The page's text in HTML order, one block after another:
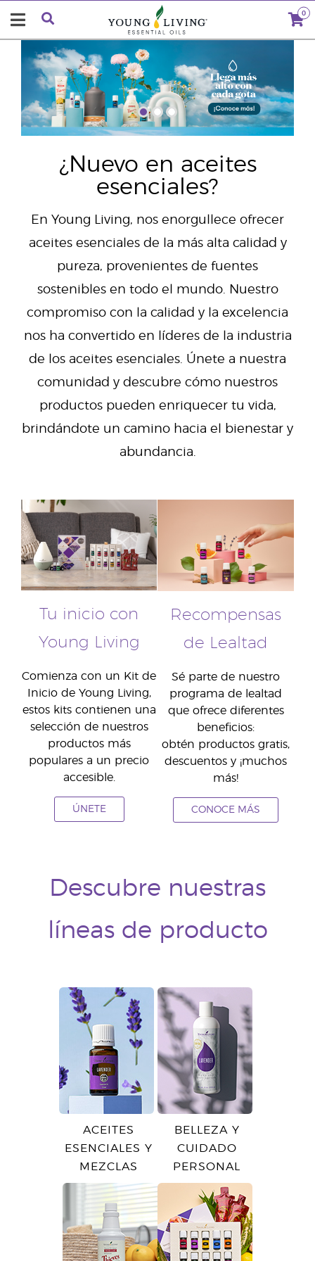
0
¿Nuevo en aceites
esenciales?
En Young Living, nos enorgullece ofrecer
aceites esenciales de la más alta calidad y
pureza, provenientes de fuentes
sostenibles en todo el mundo. Nuestro
compromiso con la calidad y la excelencia
nos ha convertido en líderes de la industria
de los aceites esenciales. Únete a nuestra
comunidad y descubre cómo nuestros
productos pueden enriquecer tu vida,
brindándote un camino hacia el bienestar y
abundancia.
Tu inicio con
Young Living
Comienza con un Kit de
Inicio de Young Living,
estos kits contienen una
selección de nuestros
productos más
populares a un precio
accesible.
ÚNETE
Recompensas
de Lealtad
Sé parte de nuestro
programa de lealtad
que ofrece diferentes
beneficios:
obtén productos gratis,
descuentos y ¡muchos
más!
CONOCE MÁS
Descubre nuestras
líneas de producto
ACEITES
ESENCIALES Y
MEZCLAS
BELLEZA Y
CUIDADO
PERSONAL